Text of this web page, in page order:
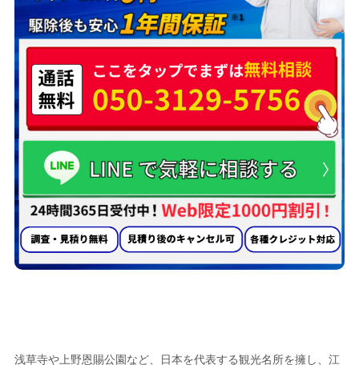
浅草寺や上野恩賜公園など、日本を代表する観光名所を擁し、江